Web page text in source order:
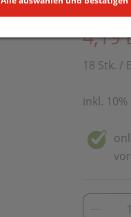
PZN:
4,19
18 Stk. /
inkl. 10%